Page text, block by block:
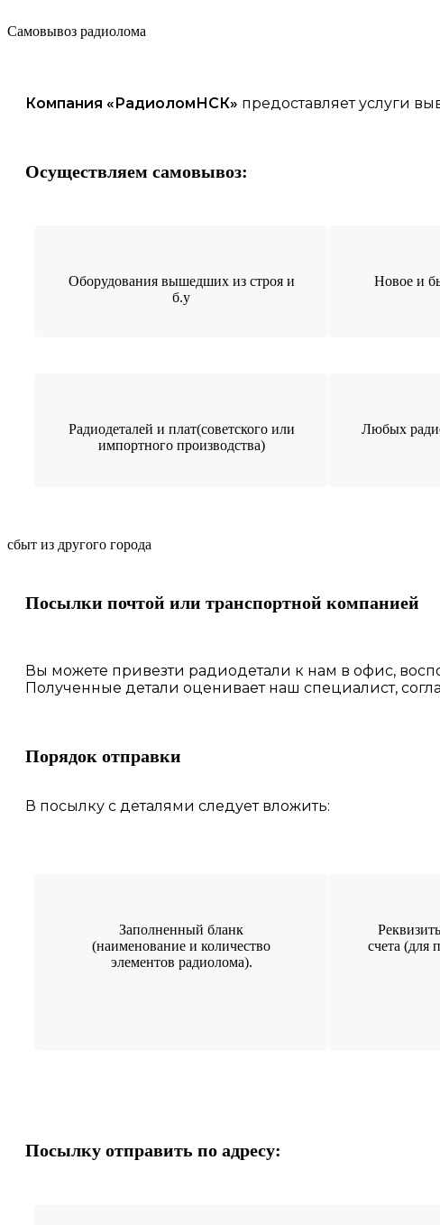
Самовывоз радиолома
Компания «РадиоломНСК» предоставляет услуги
Осуществляем самовывоз:
Оборудования вышедших из строя и
б.у
Новое и
Радиодеталей и плат(советского или
импортного производства)
Любых
сбыт из другого города
Посылки почтой или транспортной компанией
Вы можете привезти радиодетали к нам в офис,
Полученные детали оценивает наш специалист,
Порядок отправки
В посылку с деталями следует вложить:
Заполненный бланк
(наименование и количество
элементов радиолома).
счета (для
Посылку отправить по адресу: